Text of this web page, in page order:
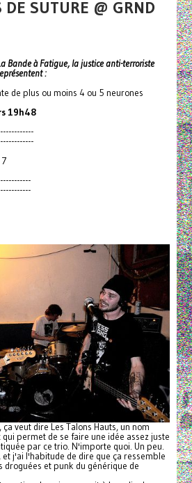
SUTURE @ GRND
Bande à Fatigue, la justice anti-terroriste
:
de plus ou moins 4 ou 5 neurones
19h48
veut dire Les Talons Hauts, un nom
permet de se faire une idée assez juste
par ce trio. N'importe quoi. Un peu.
j'ai l'habitude de dire que ça ressemble
droguées et punk du générique de